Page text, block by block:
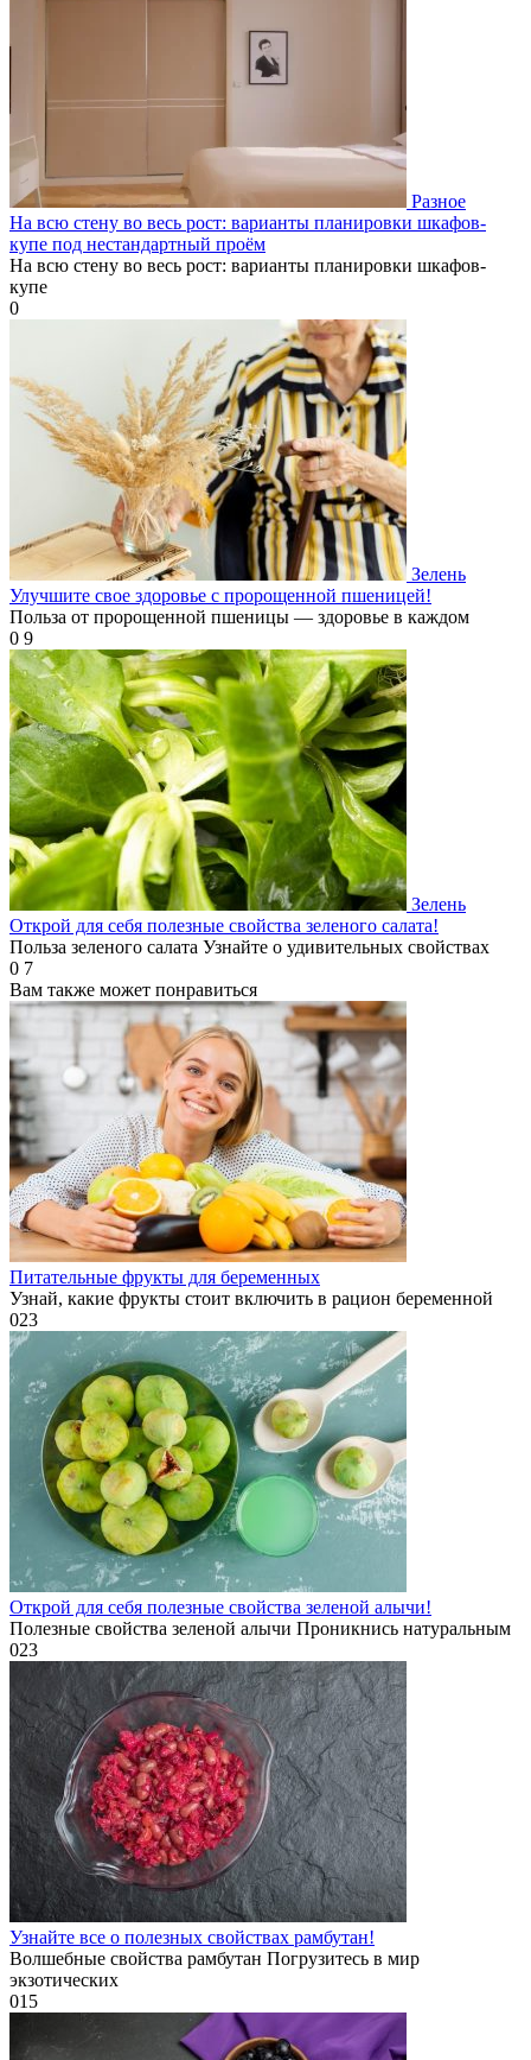
Разное
На всю стену во весь рост: варианты планировки шкафов-
купе под нестандартный проём
На всю стену во весь рост: варианты планировки шкафов-
купе
0
Зелень
Улучшите свое здоровье с пророщенной пшеницей!
Польза от пророщенной пшеницы — здоровье в каждом
0 9
Зелень
Открой для себя полезные свойства зеленого салата!
Польза зеленого салата Узнайте о удивительных свойствах
0 7
Вам также может понравиться
Питательные фрукты для беременных
Узнай, какие фрукты стоит включить в рацион беременной
023
Открой для себя полезные свойства зеленой алычи!
Полезные свойства зеленой алычи Проникнись натуральным
023
Узнайте все о полезных свойствах рамбутан!
Волшебные свойства рамбутан Погрузитесь в мир
экзотических
015